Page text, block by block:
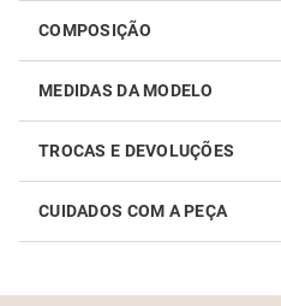
COMPOSIÇÃO
MEDIDAS DA MODELO
TROCAS E DEVOLUÇÕES
Realizar sua troca ou
informações nolink
CUIDADOS COM A PEÇA